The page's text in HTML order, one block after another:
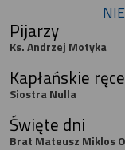
Pijarzy
Ks. Andrzej Motyka
Kapłańskie ręce
Siostra Nulla
Święte dni
Brat Mateusz Miklos